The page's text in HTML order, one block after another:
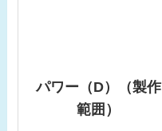
パワー（D）（製作
範囲）